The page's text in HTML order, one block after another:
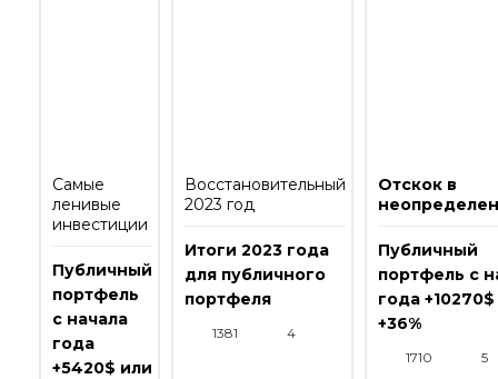
Самые
ленивые
инвестиции
Публичный
портфель
с начала
года
+5420$ или
Восстановительный
2023 год
Итоги 2023 года
для публичного
портфеля
1381 4
Отскок в
Публичный
портфель с
года
+36%
1710 5